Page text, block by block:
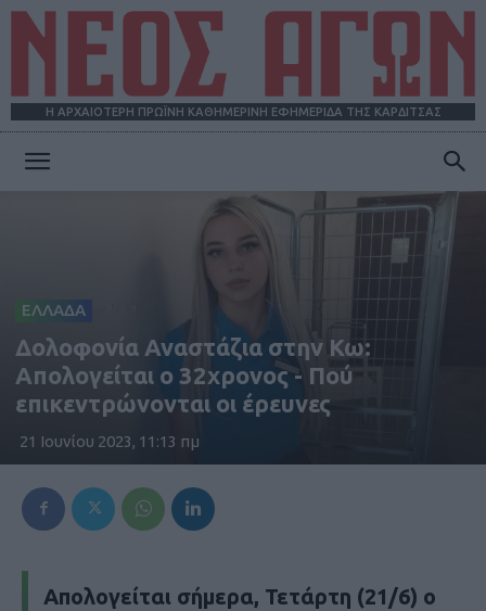
Η ΑΡΧΑΙΟΤΕΡΗ ΠΡΩΪΝΗ ΚΑΘΗΜΕΡΙΝΗ ΕΦΗΜΕΡΙΔΑ ΤΗΣ ΚΑΡΔΙΤΣΑΣ
ΕΛΛΑΔΑ
Δολοφονία Αναστάζια στην Κω:
Απολογείται ο 32χρονος - Πού
επικεντρώνονται οι έρευνες
21 Ιουνίου 2023, 11:13 πμ
Απολογείται σήμερα, Τετάρτη (21/6) ο